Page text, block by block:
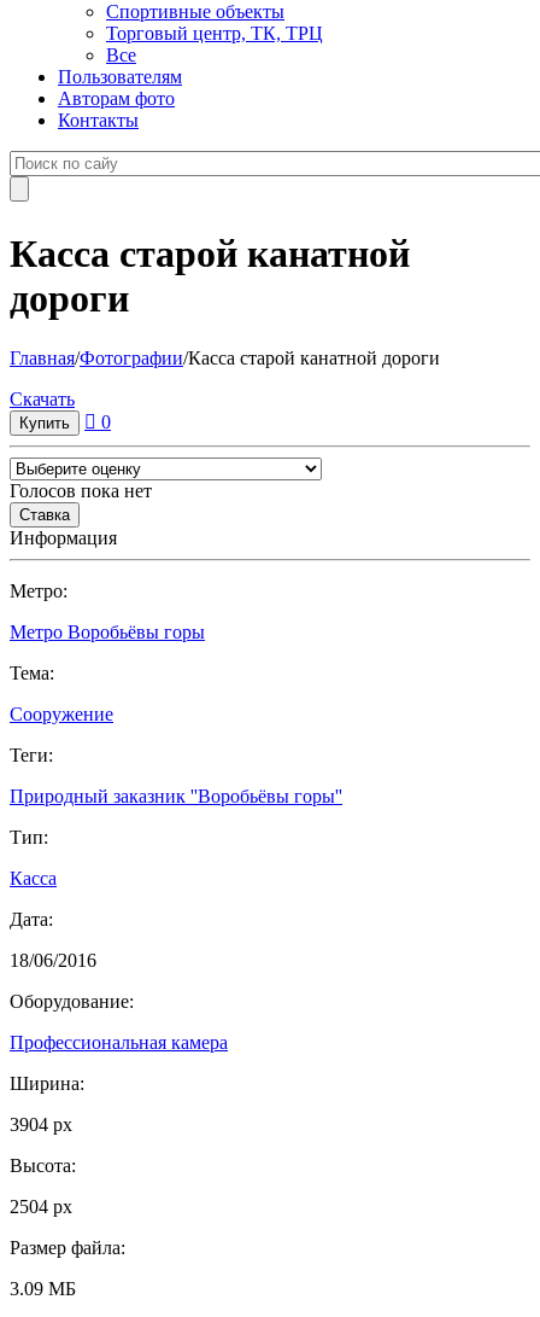
Спортивные объекты
Торговый центр, ТК, ТРЦ
Все
Пользователям
Авторам фото
Контакты
Касса старой канатной
дороги
Главная/Фотографии/Касса старой канатной дороги
Cкачать
0
Голосов пока нет
Информация
Метро:
Метро Воробьёвы горы
Тема:
Сооружение
Теги:
Природный заказник ''Воробьёвы горы''
Тип:
Касса
Дата:
18/06/2016
Оборудование:
Профессиональная камера
Ширина:
3904 px
Высота:
2504 px
Размер файла:
3.09 МБ